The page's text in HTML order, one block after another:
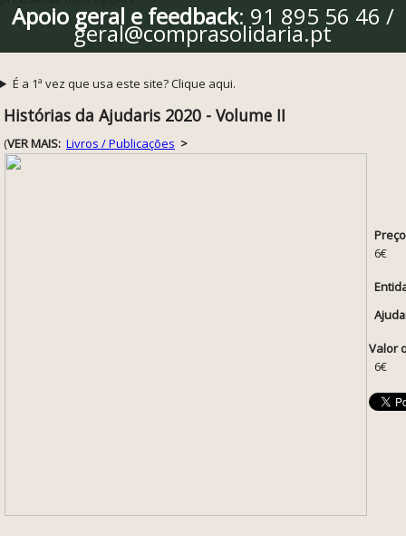
Apoio geral e feedback: 91 895 56 46 /
geral@comprasolidaria.pt
É a 1ª vez que usa este site? Clique aqui.
Histórias da Ajudaris 2020 - Volume II
(VER MAIS: Livros / Publicações >
6€
Valor
6€